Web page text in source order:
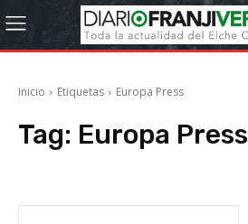
Inicio Etiquetas Europa Press
Tag: Europa Press